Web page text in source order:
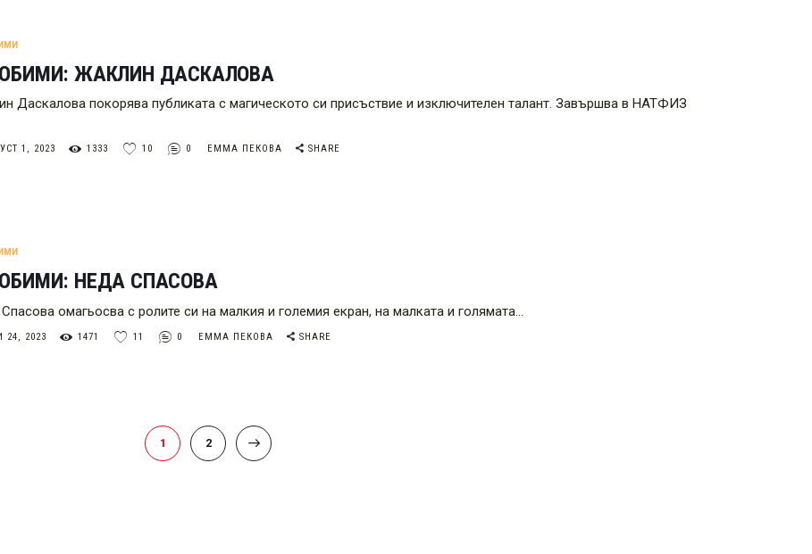
ЖАКЛИН ДАСКАЛОВА
Даскалова покорява публиката с магическото си присъствие и изключителен талант. Завършва в НАТФИЗ
1, 2023 1333 10 0 ЕММА ПЕКОВА SHARE
НЕДА СПАСОВА
омагьосва с ролите си на малкия и големия екран, на малката и голямата…
24, 2023 1471 11 0 ЕММА ПЕКОВА SHARE
PAGE
1 PAGE
2